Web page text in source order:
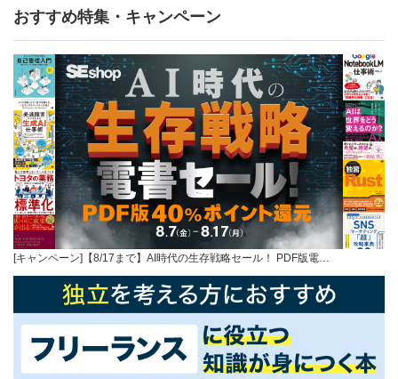
おすすめ特集・キャンペーン
[キャンペーン]【8/17まで】AI時代の生存戦略セール！ PDF版電…